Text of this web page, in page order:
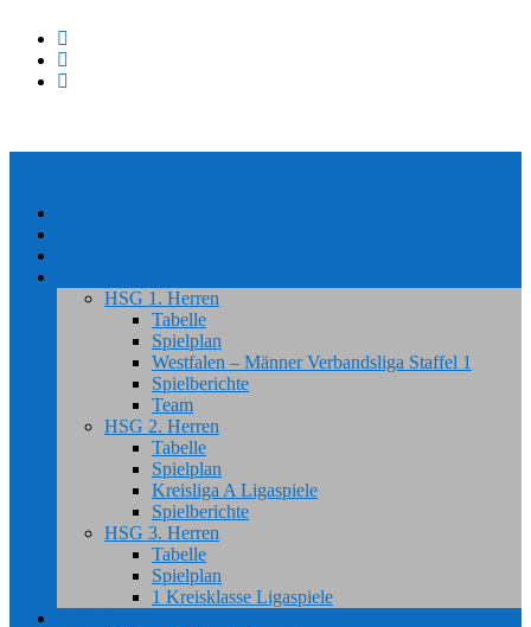
HSG 1. Herren
Tabelle
Spielplan
Westfalen – Männer Verbandsliga Staffel 1
Spielberichte
Team
HSG 2. Herren
Tabelle
Spielplan
Kreisliga A Ligaspiele
Spielberichte
HSG 3. Herren
Tabelle
Spielplan
1 Kreisklasse Ligaspiele